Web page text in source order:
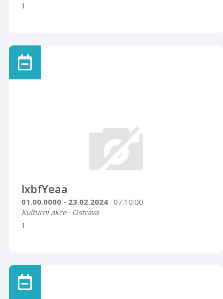
1
lxbfYeaa
01.00.0000 - 23.02.2024 · 07:10:00
Kulturní akce · Ostrava
1